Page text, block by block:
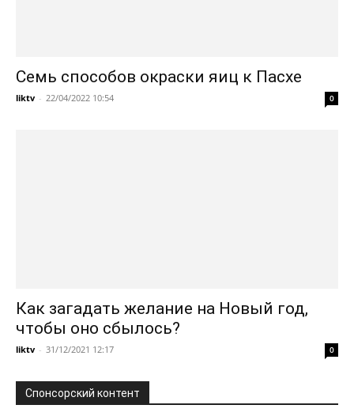
Семь способов окраски яиц к Пасхе
liktv - 22/04/2022 10:54 0
Как загадать желание на Новый год,
чтобы оно сбылось?
liktv - 31/12/2021 12:17 0
Спонсорский контент